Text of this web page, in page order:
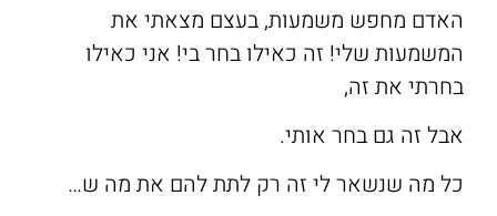
האדם מחפש משמעות, בעצם מצאתי את
המשמעות שלי! זה כאילו בחר בי! אני כאילו
בחרתי את זה,
אבל זה גם בחר אותי.
כל מה שנשאר לי זה רק לתת להם את מה ש…